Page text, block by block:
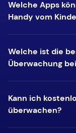
Welche Apps
Handy vom
Welche ist die
Überwachung
Kann ich
überwachen?